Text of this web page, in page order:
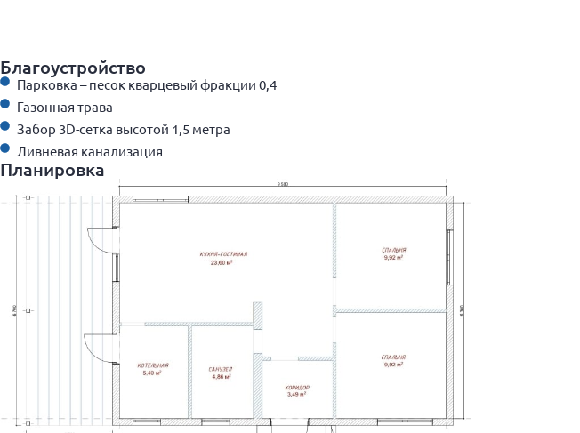
Благоустройство
Парковка – песок кварцевый фракции 0,4
Газонная трава
Забор 3D-сетка высотой 1,5 метра
Ливневая канализация
Планировка